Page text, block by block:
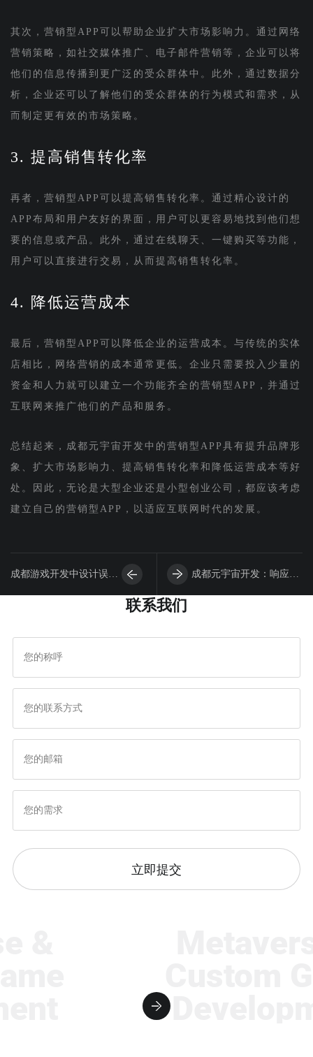
其次，营销型APP可以帮助企业扩大市场影响力。通过网络
营销策略，如社交媒体推广、电子邮件营销等，企业可以将
他们的信息传播到更广泛的受众群体中。此外，通过数据分
析，企业还可以了解他们的受众群体的行为模式和需求，从
而制定更有效的市场策略。
3. 提高销售转化率
再者，营销型APP可以提高销售转化率。通过精心设计的
APP布局和用户友好的界面，用户可以更容易地找到他们想
要的信息或产品。此外，通过在线聊天、一键购买等功能，
用户可以直接进行交易，从而提高销售转化率。
4. 降低运营成本
最后，营销型APP可以降低企业的运营成本。与传统的实体
店相比，网络营销的成本通常更低。企业只需要投入少量的
资金和人力就可以建立一个功能齐全的营销型APP，并通过
互联网来推广他们的产品和服务。
总结起来，成都元宇宙开发中的营销型APP具有提升品牌形
象、扩大市场影响力、提高销售转化率和降低运营成本等好
处。因此，无论是大型企业还是小型创业公司，都应该考虑
建立自己的营销型APP，以适应互联网时代的发展。
成都游戏开发中设计误区 成都元宇宙开发：响应式
联系我们
立即提交